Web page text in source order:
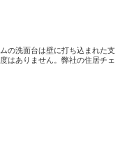
の洗面台は壁に打ち込まれた支
はありません。弊社の住居チェ